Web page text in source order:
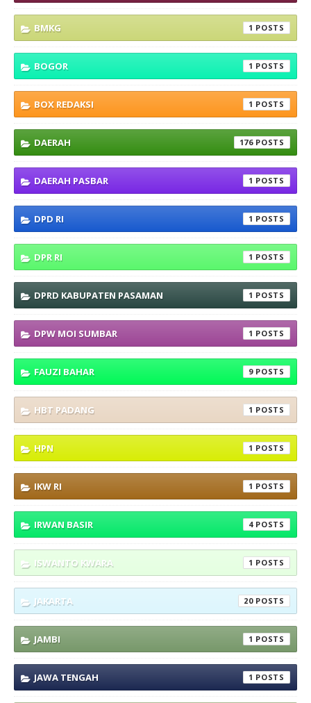
BMKG 1
BOGOR 1
BOX REDAKSI 1
DAERAH 176
DAERAH PASBAR 1
DPD RI 1
DPR RI 1
DPRD KABUPATEN PASAMAN 1
DPW MOI SUMBAR 1
FAUZI BAHAR 9
HBT PADANG 1
HPN 1
IKW RI 1
IRWAN BASIR 4
ISWANTO KWARA 1
JAKARTA 20
JAMBI 1
JAWA TENGAH 1